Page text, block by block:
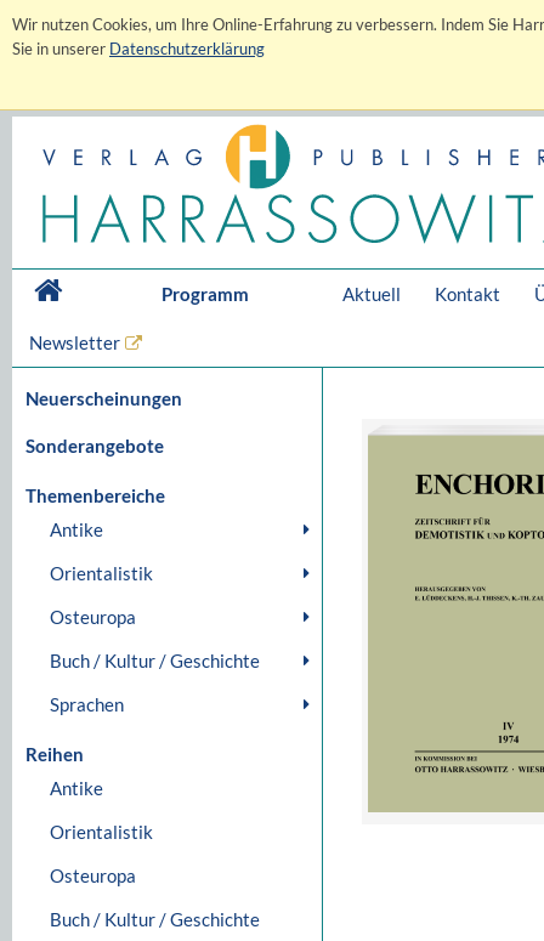
Wir nutzen Cookies, um Ihre Online-Erfahrung zu verbessern. Indem Sie
Sie in unserer Datenschutzerklärung
Programm Aktuell Kontakt
Newsletter
Neuerscheinungen
Sonderangebote
Themenbereiche
Antike
Orientalistik
Osteuropa
Buch / Kultur / Geschichte
Sprachen
Reihen
Antike
Orientalistik
Osteuropa
Buch / Kultur / Geschichte